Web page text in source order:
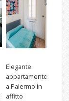
Elegante
appartamento
a Palermo in
affitto